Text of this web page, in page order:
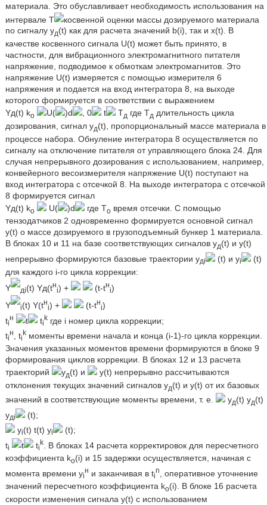
материала. Это обуславливает необходимость использования на
интервале Т
косвенной оценки массы дозируемого материала
по сигналу yд(t) как для расчета значений b(i), так и х(t). В
качестве косвенного сигнала U(t) может быть принято, в
частности, для вибрационного электромагнитного питателя
напряжение, подводимое к обмоткам электромагнитов. Это
напряжение U(t) измеряется с помощью измерителя 6
напряжения и подается на вход интегратора 8, на выходе
которого формируется в соответствии с выражением
Yд(t) ko U( )d , 0 t Tд где Тд длительность цикла
дозирования, сигнал yд(t), пропорциональный массе материала в
процессе набора. Обнуление интегратора 8 осуществляется по
сигналу на отключение питателя от управляющего блока 24. Для
случая непрерывного дозирования с использованием, например,
конвейерного весоизмерителя напряжение U(t) поступают на
вход интегратора с отсечкой 8. На выходе интегратора с отсечкой
8 формируется сигнал
Yд(t) ko U( )d где То время отсечки. С помощью
тензодатчиков 2 одновременно формируется основной сигнал
y(t) о массе дозируемого в грузоподъемный бункер 1 материала.
В блоках 10 и 11 на базе соответствующих сигналов yд(t) и y(t)
непрерывно формируются базовые траектории yдi (t) и yi
(t)
для каждого i-го цикла коррекции:
Y
дi(t) Yд(tн
i) + (t-tн
i)
Y
i(t) Y(tн
i) + (t-tн
i)
ti
н t ti
kгде i номер цикла коррекции;
ti
н , ti
kмоменты времени начала и конца (i-1)-го цикла коррекции.
Значения указанных моментов времени формируются в блоке 9
формирования циклов коррекции. В блоках 12 и 13 расчета
траекторий
yд(t) и
y(t) непрерывно рассчитываются
отклонения текущих значений сигналов yд(t) и y(t) от их базовых
значений в соответствующие моменты времени, т. е.
yд(t) yд(t)
yдi
(t);
yi(t) t(t) yi
(t);
ti t ti
k. В блоках 14 расчета корректировок для пересчетного
коэффициента ko(i) и 15 задержки осуществляется, начиная с
момента времени yi
н и заканчивая в ti
n
, оперативное уточнение
значений пересчетного коэффициента ko(i). В блоке 16 расчета
скорости изменения сигнала y(t) с использованием